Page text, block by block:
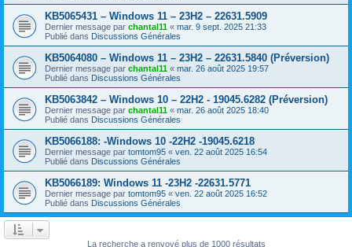
KB5065431 – Windows 11 – 23H2 – 22631.5909
Dernier message par chantal11 « mar. 9 sept. 2025 21:33
Publié dans Discussions Générales
KB5064080 – Windows 11 – 23H2 – 22631.5840 (Préversion)
Dernier message par chantal11 « mar. 26 août 2025 19:57
Publié dans Discussions Générales
KB5063842 – Windows 10 – 22H2 - 19045.6282 (Préversion)
Dernier message par chantal11 « mar. 26 août 2025 18:40
Publié dans Discussions Générales
KB5066188: -Windows 10 -22H2 -19045.6218
Dernier message par tomtom95 « ven. 22 août 2025 16:54
Publié dans Discussions Générales
KB5066189: Windows 11 -23H2 -22631.5771
Dernier message par tomtom95 « ven. 22 août 2025 16:52
Publié dans Discussions Générales
La recherche a renvoyé plus de 1000 résultats